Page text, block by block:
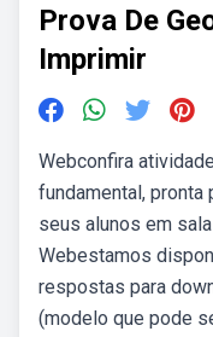
Prova De
Imprimir
Webconfira
fundamental, pronta
seus alunos em
Webestamos
respostas para
(modelo que pode